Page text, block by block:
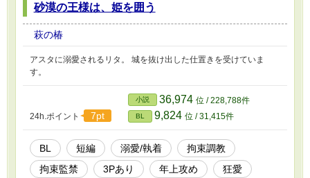
砂漠の王様は、姫を囲う
萩の椿
アスタに溺愛されるリタ。 城を抜け出した仕置きを受けていま
す。
24h.ポイント 7pt
小説 36,974 位 / 228,788件
BL 9,824 位 / 31,415件
BL 短編 溺愛/執着
拘束調教
拘束監禁
3Pあり 年上攻め
狂愛